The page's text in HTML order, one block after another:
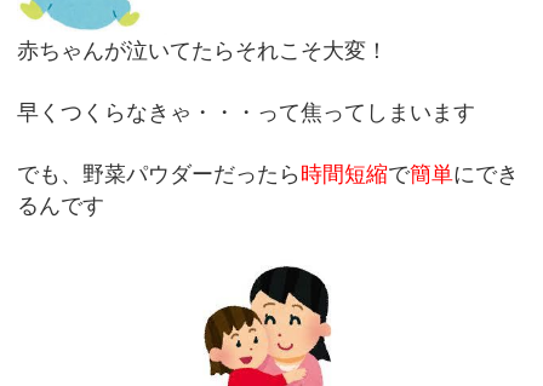
赤ちゃんが泣いてたらそれこそ大変！
早くつくらなきゃ・・・って焦ってしまいます
でも、野菜パウダーだったら時間短縮で簡単にでき
るんです